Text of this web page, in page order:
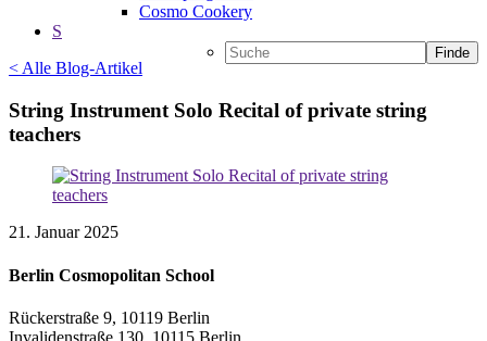
Cosmo Cookery
S
Finde
< Alle Blog-Artikel
String Instrument Solo Recital of private string
teachers
21. Januar 2025
Berlin Cosmopolitan School
Rückerstraße 9, 10119 Berlin
Invalidenstraße 130, 10115 Berlin